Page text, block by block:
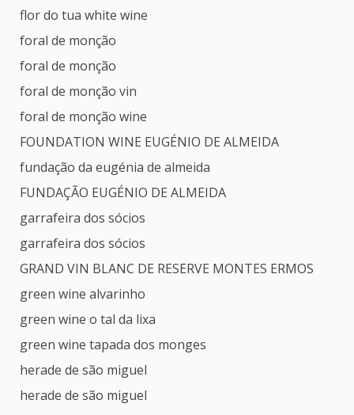
flor do tua white wine
foral de monção
foral de monção
foral de monção vin
foral de monção wine
FOUNDATION WINE EUGÉNIO DE ALMEIDA
fundação da eugénia de almeida
FUNDAÇÃO EUGÉNIO DE ALMEIDA
garrafeira dos sócios
garrafeira dos sócios
GRAND VIN BLANC DE RESERVE MONTES ERMOS
green wine alvarinho
green wine o tal da lixa
green wine tapada dos monges
herade de são miguel
herade de são miguel